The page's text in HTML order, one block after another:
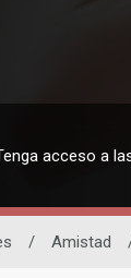
acceso a
/ Amistad